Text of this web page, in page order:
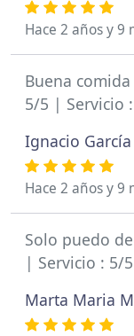
Hace 2 años y 9
Buena
5/5 | Servicio
Ignacio García
Hace 2 años y 9
Solo puedo
| Servicio : 5/
Marta Maria